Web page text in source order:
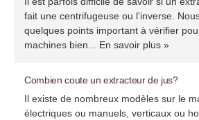
fait une centrifugeuse ou l'inverse.
quelques points important à vérifier
machines bien... En savoir plus »
Combien coute un extracteur de jus?
Il existe de nombreux modèles sur le
électriques ou manuels, verticaux ou